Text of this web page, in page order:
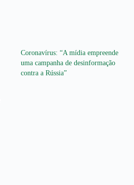
Coronavírus: “A mídia empreende
uma campanha de desinformação
contra a Rússia”